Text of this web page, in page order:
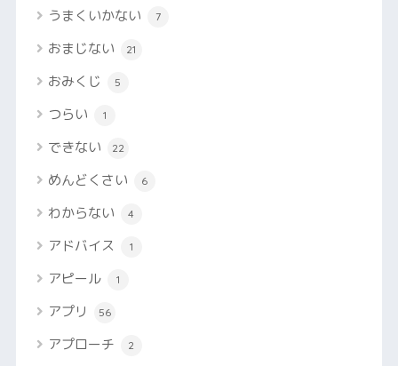
うまくいかない 7
おまじない 21
おみくじ 5
つらい 1
できない 22
めんどくさい 6
わからない 4
アドバイス 1
アピール 1
アプリ 56
アプローチ 2